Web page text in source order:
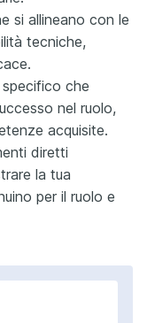
si allineano con le
tecniche,
che
nel ruolo,
acquisite.
diretti
la tua
per il ruolo e